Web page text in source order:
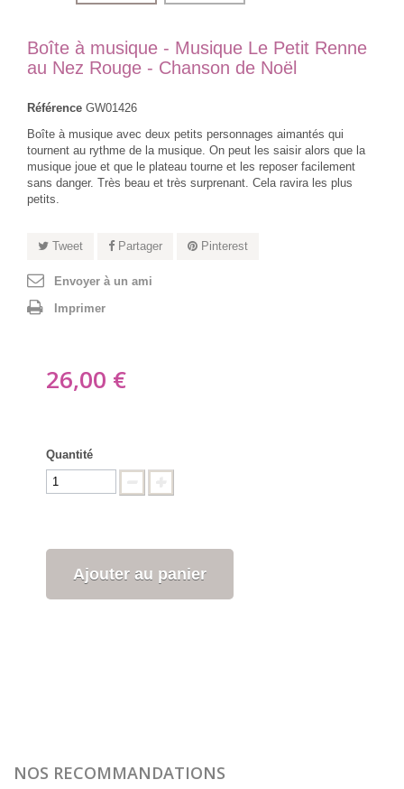
Boîte à musique - Musique Le Petit Renne
au Nez Rouge - Chanson de Noël
Référence GW01426
Boîte à musique avec deux petits personnages aimantés qui
tournent au rythme de la musique. On peut les saisir alors que la
musique joue et que le plateau tourne et les reposer facilement
sans danger. Très beau et très surprenant. Cela ravira les plus
petits.
Tweet Partager Pinterest
Envoyer à un ami
Imprimer
26,00 €
Quantité
Ajouter au panier
NOS RECOMMANDATIONS